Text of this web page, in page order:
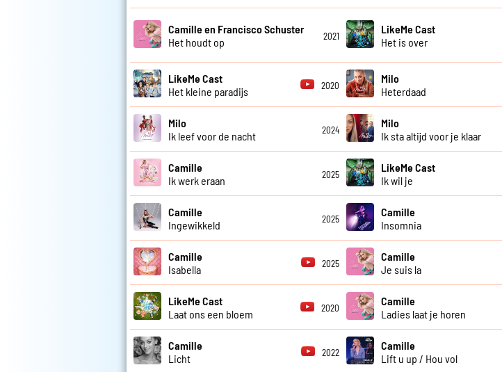
Camille en Francisco Schuster
Het houdt op
2021
LikeMe Cast
Het is over
LikeMe Cast
Het kleine paradijs
2020
Milo
Heterdaad
Milo
Ik leef voor de nacht
2024
Milo
Ik sta altijd voor je klaar
Camille
Ik werk eraan
2025
LikeMe Cast
Ik wil je
Camille
Ingewikkeld
2025
Camille
Insomnia
Camille
Isabella
2025
Camille
Je suis la
LikeMe Cast
Laat ons een bloem
2020
Camille
Ladies laat je horen
Camille
Licht
2022
Camille
Lift u up / Hou vol